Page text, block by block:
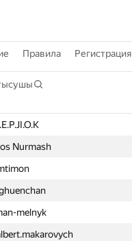
Правила Регистрация
Nurmash
melnyk